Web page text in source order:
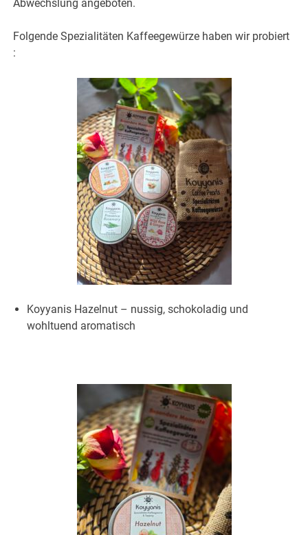
Abwechslung angeboten.
Folgende Spezialitäten Kaffeegewürze haben wir probiert
:
Koyyanis Hazelnut – nussig, schokoladig und
wohltuend aromatisch